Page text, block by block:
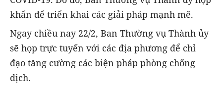
khẩn để triển khai các giải pháp mạnh mẽ.
Ngay chiều nay 22/2, Ban Thường vụ Thành ủy
sẽ họp trực tuyến với các địa phương để chỉ
đạo tăng cường các biện pháp phòng chống
dịch.